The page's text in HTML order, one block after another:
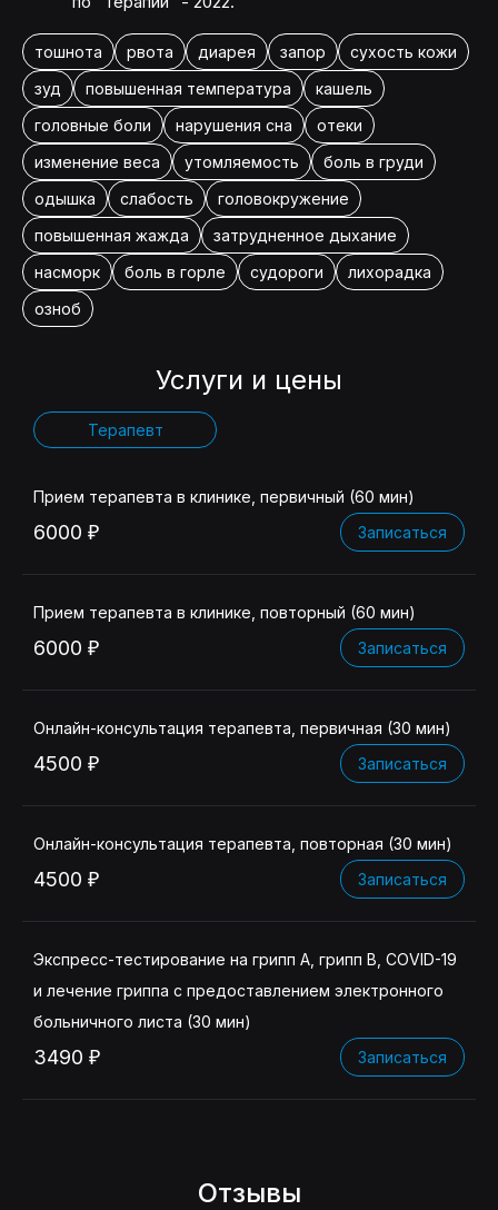
тошнота рвота диарея запор
сухость кожи
зуд
повышенная температура
кашель
головные боли
нарушения сна
отеки
изменение веса
утомляемость
боль в груди
одышка
слабость
головокружение
повышенная жажда
затрудненное дыхание
насморк
боль в горле судороги
лихорадка
озноб
Услуги и цены
Терапевт
Прием терапевта в клинике, первичный (60 мин)
6000 ₽ Записаться
Прием терапевта в клинике, повторный (60 мин)
6000 ₽ Записаться
Онлайн-консультация терапевта, первичная (30 мин)
4500 ₽ Записаться
Онлайн-консультация терапевта, повторная (30 мин)
4500 ₽ Записаться
Экспресс-тестирование на грипп А, грипп B, COVID-19
и лечение гриппа с предоставлением электронного
больничного листа (30 мин)
3490 ₽ Записаться
Отзывы